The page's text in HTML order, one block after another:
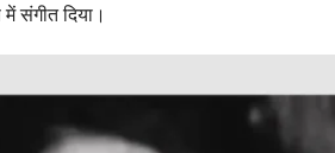
संगीत दिया।